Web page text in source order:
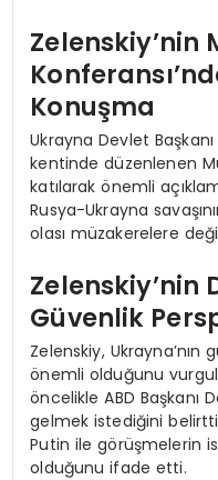
Zelenskiy’nin
Konuşma
Ukrayna Devlet
kentinde düzenlenen
katılarak önemli
Rusya-Ukrayna
olası müzakerelere
Zelenskiy’nin
Güvenlik
Zelenskiy,
önemli olduğunu
öncelikle ABD Başkanı
gelmek istediğini
Putin ile görüşmelerin
olduğunu ifade etti.